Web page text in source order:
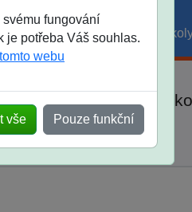
soutěže prázdniny
přijímacích
fungování
je potřeba Váš souhlas.
webu
vše Pouze funkční